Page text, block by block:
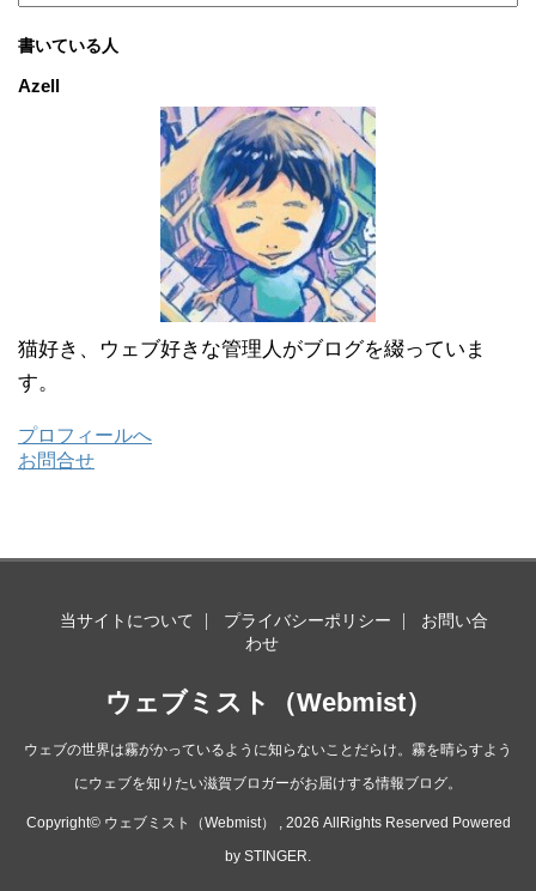
ー
イ
ブ
書いている人
Azell
猫好き、ウェブ好きな管理人がブログを綴っていま
す。
プロフィールへ
お問合せ
当サイトについて プライバシーポリシー
お問い合
わせ
ウェブミスト（Webmist）
ウェブの世界は霧がかっているように知らないことだらけ。霧を晴らすよう
にウェブを知りたい滋賀ブロガーがお届けする情報ブログ。
Copyright© ウェブミスト（Webmist） , 2026 AllRights Reserved Powered
by STINGER.